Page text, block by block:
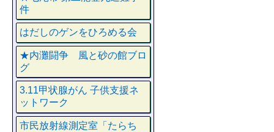
件
はだしのゲンをひろめる会
★内灘闘争 風と砂の館ブロ
グ
3.11甲状腺がん 子供支援ネ
ットワーク
市民放射線測定室「たらち